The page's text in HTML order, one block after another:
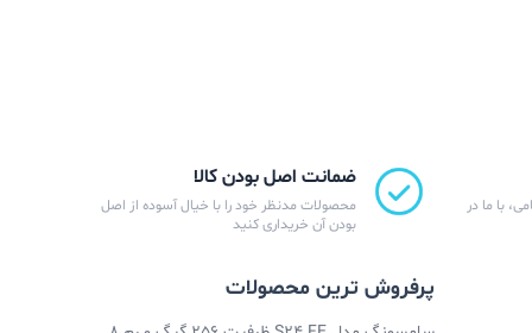
با ما در
ضمانت اصل بودن کالا
محصولات مدنظر خود را با خیال آسوده از اصل
بودن آن خریداری کنید
پرفروش ترین محصولات